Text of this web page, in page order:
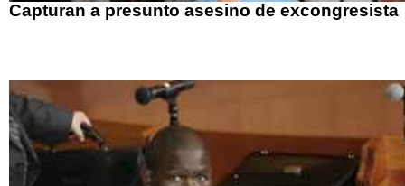
Capturan a presunto asesino de excongresista